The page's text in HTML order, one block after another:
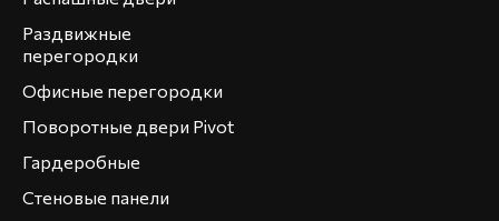
Раздвижные
перегородки
Офисные перегородки
Поворотные двери Pivot
Гардеробные
Стеновые панели